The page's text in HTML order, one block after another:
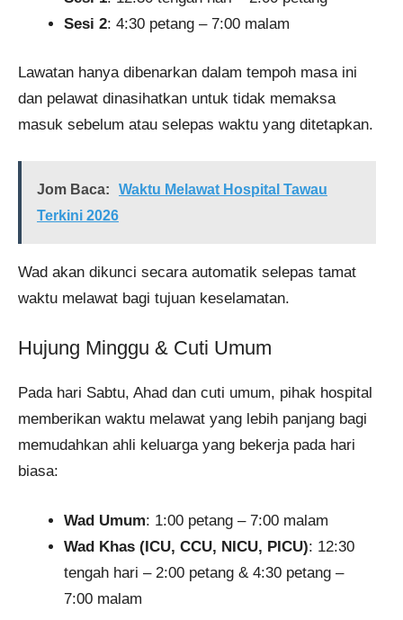
Sesi 2: 4:30 petang – 7:00 malam
Lawatan hanya dibenarkan dalam tempoh masa ini
dan pelawat dinasihatkan untuk tidak memaksa
masuk sebelum atau selepas waktu yang ditetapkan.
Jom Baca:
Waktu Melawat Hospital Tawau
Terkini 2026
Wad akan dikunci secara automatik selepas tamat
waktu melawat bagi tujuan keselamatan.
Hujung Minggu & Cuti Umum
Pada hari Sabtu, Ahad dan cuti umum, pihak hospital
memberikan waktu melawat yang lebih panjang bagi
memudahkan ahli keluarga yang bekerja pada hari
biasa:
Wad Umum: 1:00 petang – 7:00 malam
Wad Khas (ICU, CCU, NICU, PICU): 12:30
tengah hari – 2:00 petang & 4:30 petang –
7:00 malam